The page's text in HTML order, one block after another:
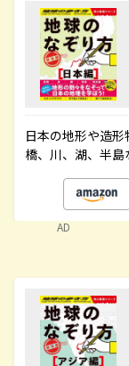
日本の地形や造
橋、川、湖、半島
AD